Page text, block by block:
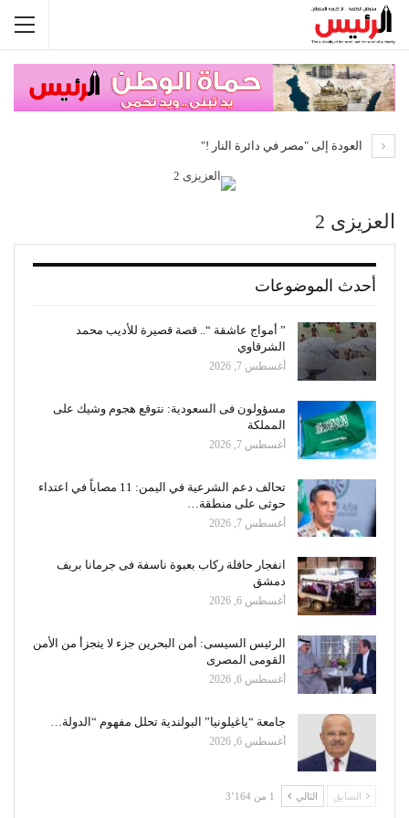
العودة إلى "مصر في دائرة النار !"
العزيزى 2
أحدث الموضوعات
” أمواج عاشقة “.. قصة قصيرة للأديب محمد
الشرقاوي
أغسطس 7, 2026
مسؤولون فى السعودية: نتوقع هجوم وشيك على
المملكة
أغسطس 7, 2026
تحالف دعم الشرعية في اليمن: 11 مصاباً في اعتداء
حوثى على منطقة…
أغسطس 7, 2026
انفجار حافلة ركاب بعبوة ناسفة فى جرمانا بريف
دمشق
أغسطس 6, 2026
الرئيس السيسى: أمن البحرين جزء لا يتجزأ من الأمن
القومى المصرى
أغسطس 6, 2026
جامعة “ياغيلونيا” البولندية تحلل مفهوم “الدولة…
أغسطس 6, 2026
السابق التالي 1 من 3٬164